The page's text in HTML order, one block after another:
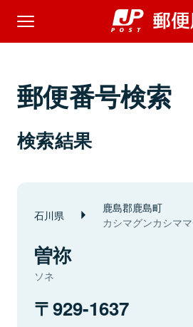
郵便番号検索
検索結果
石川県 鹿島郡鹿島町
カシマグンカシマ
曽祢
ソネ
929-1637